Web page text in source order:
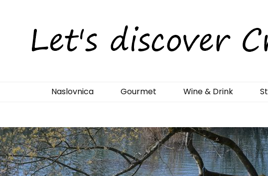
Naslovnica Gourmet Wine & Drink